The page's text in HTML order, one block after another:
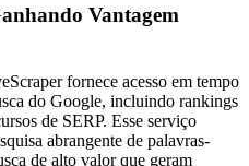
Vantagem
fornece acesso em tempo
do Google, incluindo rankings
de SERP. Esse serviço
abrangente de palavras-
de alto valor que geram